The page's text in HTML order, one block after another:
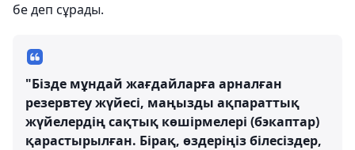
бе деп сұрады.
"Бізде мұндай жағдайларға арналған
резервтеу жүйесі, маңызды ақпараттық
жүйелердің сақтық көшірмелері (бэкаптар)
қарастырылған. Бірақ, өздеріңіз білесіздер,